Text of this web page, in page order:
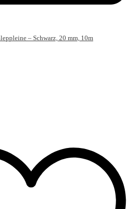
– Schwarz, 20 mm, 10m